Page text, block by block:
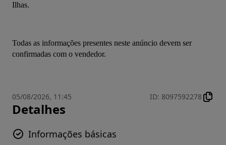
Ilhas.
Todas as informações presentes neste anúncio devem ser
confirmadas com o vendedor.
05/08/2026, 11:45 ID: 8097592278
Detalhes
Informações básicas